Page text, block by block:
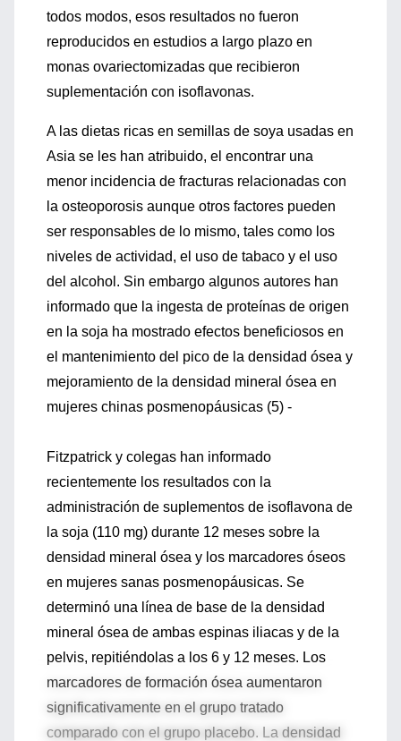
todos modos, esos resultados no fueron
reproducidos en estudios a largo plazo en
monas ovariectomizadas que recibieron
suplementación con isoflavonas.
A las dietas ricas en semillas de soya usadas en
Asia se les han atribuido, el encontrar una
menor incidencia de fracturas relacionadas con
la osteoporosis aunque otros factores pueden
ser responsables de lo mismo, tales como los
niveles de actividad, el uso de tabaco y el uso
del alcohol. Sin embargo algunos autores han
informado que la ingesta de proteínas de origen
en la soja ha mostrado efectos beneficiosos en
el mantenimiento del pico de la densidad ósea y
mejoramiento de la densidad mineral ósea en
mujeres chinas posmenopáusicas (5) -
Fitzpatrick y colegas han informado
recientemente los resultados con la
administración de suplementos de isoflavona de
la soja (110 mg) durante 12 meses sobre la
densidad mineral ósea y los marcadores óseos
en mujeres sanas posmenopáusicas. Se
determinó una línea de base de la densidad
mineral ósea de ambas espinas iliacas y de la
pelvis, repitiéndolas a los 6 y 12 meses. Los
marcadores de formación ósea aumentaron
significativamente en el grupo tratado
comparado con el grupo placebo. La densidad